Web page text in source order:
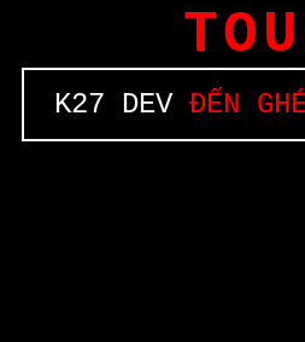
K27 DEVĐẾN GHÉ